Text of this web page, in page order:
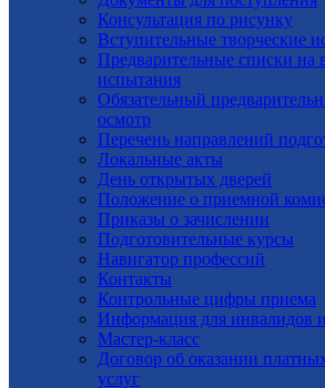
Консультация по рисунку
Вступительные творческие
Предварительные списки на
испытания
Обязательный
осмотр
Перечень направлений
Локальные акты
День открытых дверей
Положение о приемной
Приказы о зачислении
Подготовительные курсы
Навигатор профессий
Контакты
Контрольные цифры приема
Информация для инвалидов
Мастер-класс
Договор об оказании
услуг